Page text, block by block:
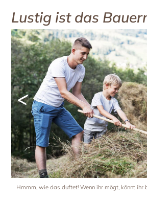
Lustig ist das
Hmmm, wie das duftet! Wenn ihr mögt, könnt ihr
<